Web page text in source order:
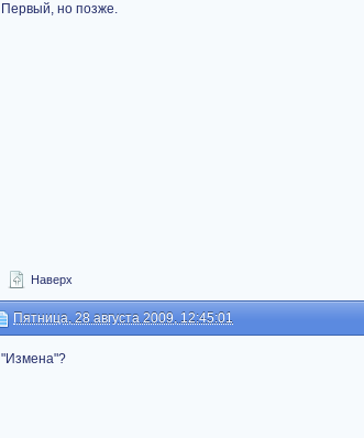
Первый, но позже.
Наверх
Пятница, 28 августа 2009, 12:45:01
"Измена"?